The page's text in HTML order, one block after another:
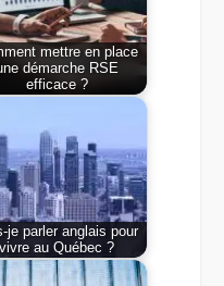
mettre en place
démarche RSE
efficace ?
je parler anglais pour
vivre au Québec ?